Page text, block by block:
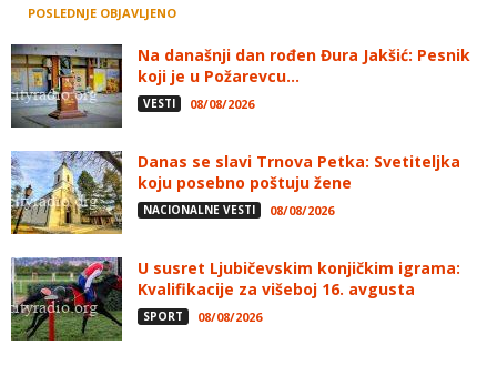
POSLEDNJE OBJAVLJENO
Na današnji dan rođen Đura Jakšić: Pesnik
koji je u Požarevcu...
VESTI 08/08/2026
Danas se slavi Trnova Petka: Svetiteljka
koju posebno poštuju žene
NACIONALNE VESTI 08/08/2026
U susret Ljubičevskim konjičkim igrama:
Kvalifikacije za višeboj 16. avgusta
SPORT 08/08/2026